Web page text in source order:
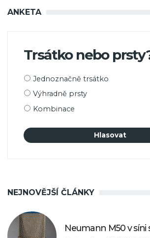
ANKETA
Trsátko nebo
Možnosti
Jednoznačně trsátko
Výhradně prsty
Kombinace
NEJNOVĚJŠÍ ČLÁNKY
Neumann M50 v síni